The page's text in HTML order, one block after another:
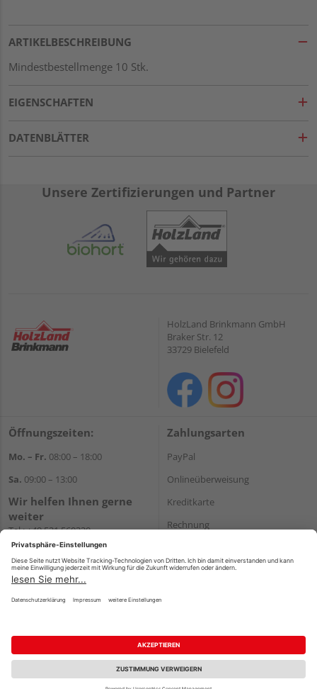
ARTIKELBESCHREIBUNG
Mindestbestellmenge 10 Stk.
EIGENSCHAFTEN
DATENBLÄTTER
Unsere Zertifizierungen und Partner
HolzLand Brinkmann GmbH
Braker Str. 12
33729 Bielefeld
Öffnungszeiten:
Mo. – Fr. 08:00 – 18:00
Sa. 09:00 – 13:00
Wir helfen Ihnen gerne
weiter
Tel.:+49 521 560320
E-Mail:shop@holzland-
brinkmann.de
Zahlungsarten
PayPal
Onlineüberweisung
Kreditkarte
Rechnung
Versand
Impressum AGB Widerruf
Datenschutz
Reservierungsbedingungen
Vertrag widerrufen